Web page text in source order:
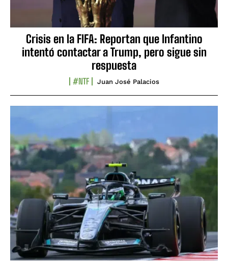
Crisis en la FIFA: Reportan que Infantino
intentó contactar a Trump, pero sigue sin
respuesta
#NTF Juan José Palacios